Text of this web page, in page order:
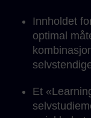
Innholdet
optimal
Et